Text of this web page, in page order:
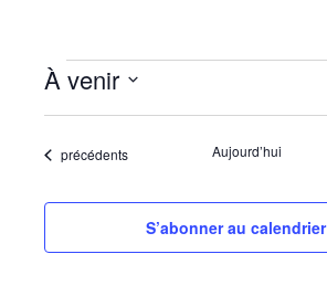
Évènements
À venir
Sélectionnez
Évènements
précédents Aujourd’hui
S’abonner au calendrier